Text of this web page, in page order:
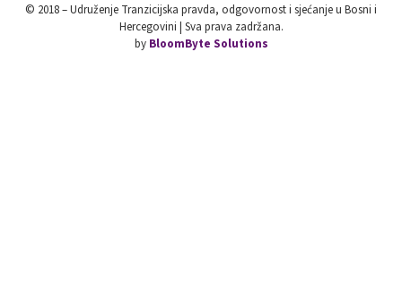
© 2018 – Udruženje Tranzicijska pravda, odgovornost i sjećanje u Bosni i
Hercegovini | Sva prava zadržana.
by BloomByte Solutions